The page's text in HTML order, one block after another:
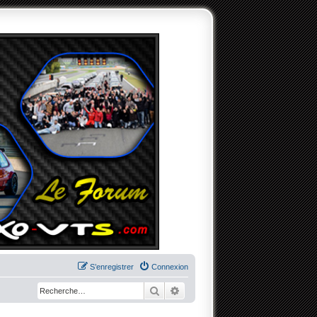
Connexion
S’enregistrer
RechercherRecherche avancée